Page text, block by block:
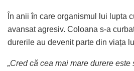
În anii în care organismul lui lupta
avansat agresiv. Coloana s-a
durerile au devenit parte din viața
„Cred că cea mai mare durere